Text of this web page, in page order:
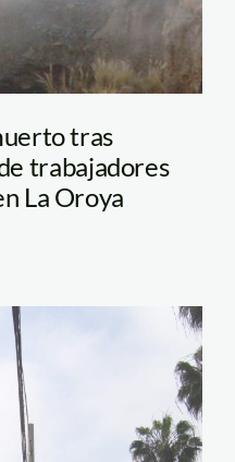
tras
trabajadores
La Oroya